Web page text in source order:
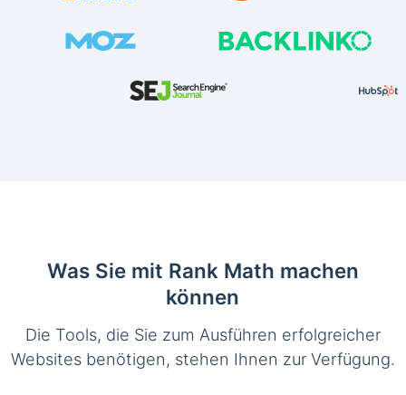
Was Sie mit Rank Math machen
können
Die Tools, die Sie zum Ausführen erfolgreicher
Websites benötigen, stehen Ihnen zur Verfügung.